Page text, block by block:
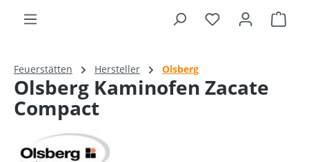
Du hast 0
Feuerstätten Hersteller Olsberg
Olsberg Kaminofen Zacate
Compact